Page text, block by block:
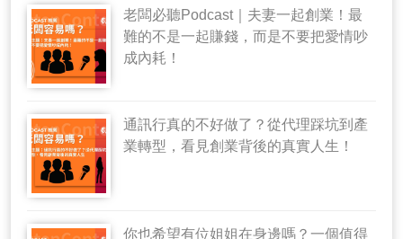
老闆必聽Podcast｜夫妻一起創業！最
難的不是一起賺錢，而是不要把愛情吵
成內耗！
通訊行真的不好做了？從代理踩坑到產
業轉型，看見創業背後的真實人生！
你也希望有位姐姐在身邊嗎？一個值得